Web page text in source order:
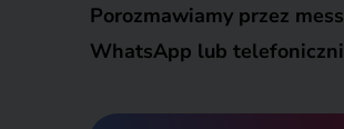
Porozmawiamy przez
WhatsApp lub